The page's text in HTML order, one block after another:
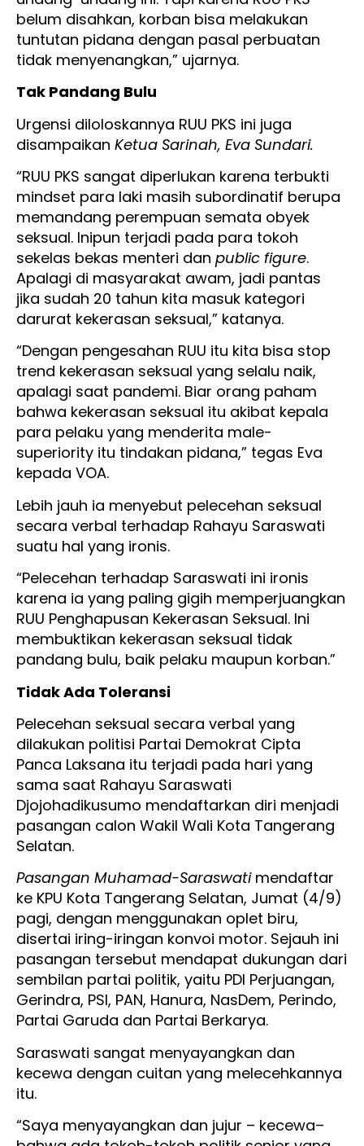
belum disahkan, korban bisa melakukan
tuntutan pidana dengan pasal perbuatan
tidak menyenangkan,” ujarnya.
Tak Pandang Bulu
Urgensi diloloskannya RUU PKS ini juga
disampaikan Ketua Sarinah, Eva Sundari.
“RUU PKS sangat diperlukan karena terbukti
mindset para laki masih subordinatif berupa
memandang perempuan semata obyek
seksual. Inipun terjadi pada para tokoh
sekelas bekas menteri dan public figure.
Apalagi di masyarakat awam, jadi pantas
jika sudah 20 tahun kita masuk kategori
darurat kekerasan seksual,” katanya.
“Dengan pengesahan RUU itu kita bisa stop
trend kekerasan seksual yang selalu naik,
apalagi saat pandemi. Biar orang paham
bahwa kekerasan seksual itu akibat kepala
para pelaku yang menderita male-
superiority itu tindakan pidana,” tegas Eva
kepada VOA.
Lebih jauh ia menyebut pelecehan seksual
secara verbal terhadap Rahayu Saraswati
suatu hal yang ironis.
“Pelecehan terhadap Saraswati ini ironis
karena ia yang paling gigih memperjuangkan
RUU Penghapusan Kekerasan Seksual. Ini
membuktikan kekerasan seksual tidak
pandang bulu, baik pelaku maupun korban.”
Tidak Ada Toleransi
Pelecehan seksual secara verbal yang
dilakukan politisi Partai Demokrat Cipta
Panca Laksana itu terjadi pada hari yang
sama saat Rahayu Saraswati
Djojohadikusumo mendaftarkan diri menjadi
pasangan calon Wakil Wali Kota Tangerang
Selatan.
Pasangan Muhamad-Saraswatimendaftar
ke KPU Kota Tangerang Selatan, Jumat (4/9)
pagi, dengan menggunakan oplet biru,
disertai iring-iringan konvoi motor. Sejauh ini
pasangan tersebut mendapat dukungan dari
sembilan partai politik, yaitu PDI Perjuangan,
Gerindra, PSI, PAN, Hanura, NasDem, Perindo,
Partai Garuda dan Partai Berkarya.
Saraswati sangat menyayangkan dan
kecewa dengan cuitan yang melecehkannya
itu.
“Saya menyayangkan dan jujur – kecewa–